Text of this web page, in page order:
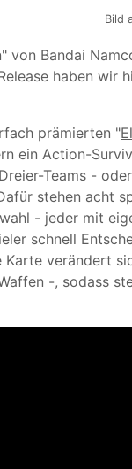
Bild
von Bandai
haben wir
prämierten "
ein Action-
Teams -
stehen acht
- jeder mit
schnell
verändert
-, sodass